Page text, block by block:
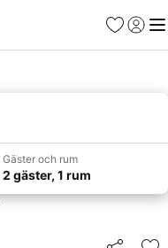
Favoriter
Logga
Gäster och rum
2 gäster, 1 rum